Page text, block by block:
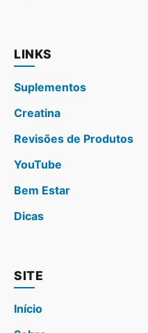
LINKS
Suplementos
Creatina
Revisões de Produtos
YouTube
Bem Estar
Dicas
SITE
Início